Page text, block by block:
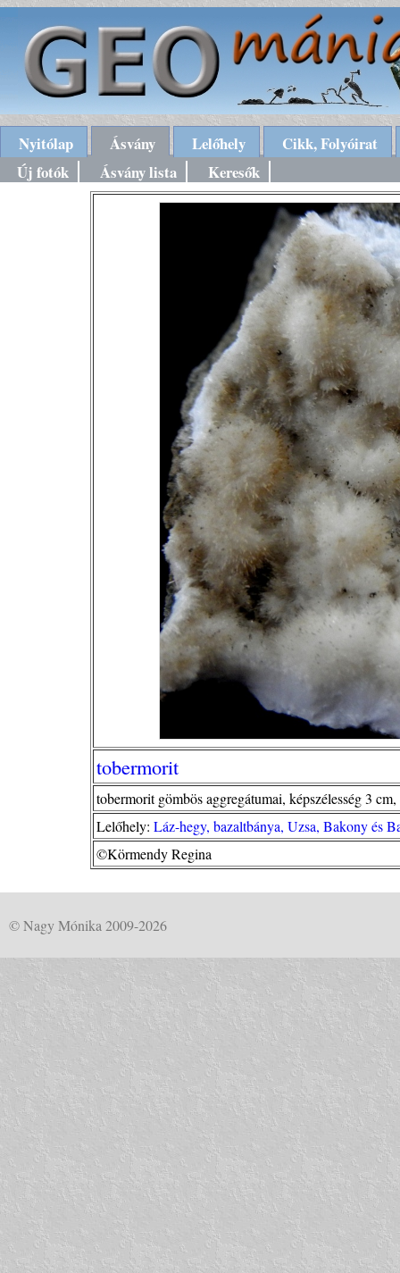
Nyitólap Ásvány Lelőhely
Cikk, Folyóirat
Új fotók
Ásvány lista Keresők
tobermorit
tobermorit gömbös aggregátumai, képszélesség 3
Lelőhely: Láz-hegy, bazaltbánya, Uzsa, Bakony és
©Körmendy Regina
© Nagy Mónika 2009-2026